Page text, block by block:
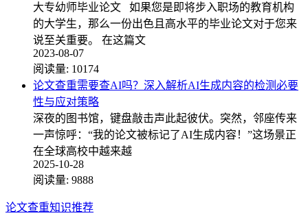
大专幼师毕业论文 如果您是即将步入职场的教育机构
的大学生，那么一份出色且高水平的毕业论文对于您来
说至关重要。 在这篇文
2023-08-07
阅读量: 10174
论文查重需要查AI吗？深入解析AI生成内容的检测必要
性与应对策略
深夜的图书馆，键盘敲击声此起彼伏。突然，邻座传来
一声惊呼：“我的论文被标记了AI生成内容！”这场景正
在全球高校中越来越
2025-10-28
阅读量: 9888
论文查重知识推荐